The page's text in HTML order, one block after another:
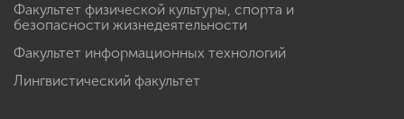
Факультет физической культуры, спорта и
безопасности жизнедеятельности
Факультет информационных технологий
Лингвистический факультет